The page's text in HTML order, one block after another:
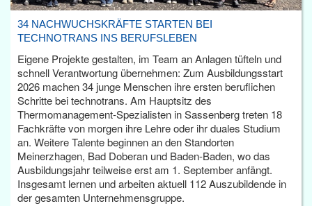
34 NACHWUCHSKRÄFTE STARTEN BEI
TECHNOTRANS INS BERUFSLEBEN
Eigene Projekte gestalten, im Team an Anlagen tüfteln und
schnell Verantwortung übernehmen: Zum Ausbildungsstart
2026 machen 34 junge Menschen ihre ersten beruflichen
Schritte bei technotrans. Am Hauptsitz des
Thermomanagement-Spezialisten in Sassenberg treten 18
Fachkräfte von morgen ihre Lehre oder ihr duales Studium
an. Weitere Talente beginnen an den Standorten
Meinerzhagen, Bad Doberan und Baden-Baden, wo das
Ausbildungsjahr teilweise erst am 1. September anfängt.
Insgesamt lernen und arbeiten aktuell 112 Auszubildende in
der gesamten Unternehmensgruppe.